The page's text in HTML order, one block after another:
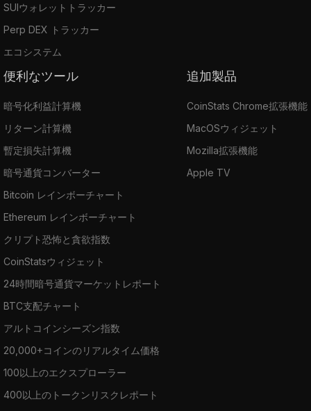
SUIウォレットトラッカー
Perp DEX トラッカー
エコシステム
便利なツール
暗号化利益計算機
リターン計算機
暫定損失計算機
暗号通貨コンバーター
Bitcoin レインボーチャート
Ethereum レインボーチャート
クリプト恐怖と貪欲指数
CoinStatsウィジェット
24時間暗号通貨マーケットレポート
BTC支配チャート
アルトコインシーズン指数
20,000+コインのリアルタイム価格
100以上のエクスプローラー
400以上のトークンリスクレポート
追加製品
CoinStats Chrome拡張機能
MacOSウィジェット
Mozilla拡張機能
Apple TV